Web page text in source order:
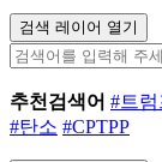
검색 레이어 열기
추천검색어 #트럼
#탄소 #CPTPP